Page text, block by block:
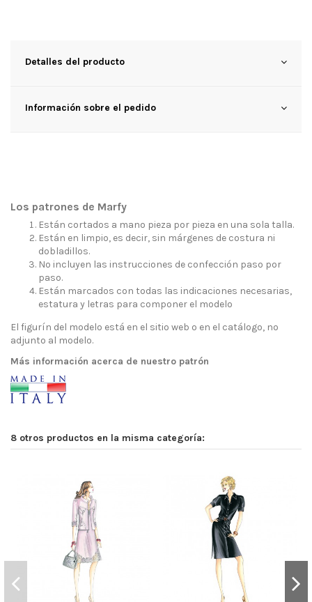
Detalles del producto
Información sobre el pedido
Los patrones de Marfy
Están cortados a mano pieza por pieza en una sola talla.
Están en limpio, es decir, sin márgenes de costura ni
dobladillos.
No incluyen las instrucciones de confección paso por
paso.
Están marcados con todas las indicaciones necesarias,
estatura y letras para componer el modelo
El figurín del modelo está en el sitio web o en el catálogo, no
adjunto al modelo.
Más información acerca de nuestro patrón
8 otros productos en la misma categoría: